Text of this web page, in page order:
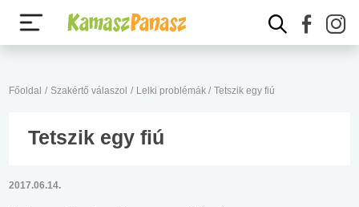
Főoldal / Szakértő válaszol / Lelki problémák / Tetszik egy fiú
Tetszik egy fiú
2017.06.14.